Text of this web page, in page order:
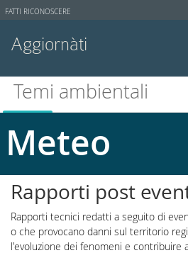
Strumenti
FATTI RICONOSCERE
Aggiornàti
Cerca nel sito
Temi ambientali
Meteo
Rapporti post
Rapporti tecnici redatti a seguito di
o che provocano danni sul territorio
l'evoluzione dei fenomeni e contribuire